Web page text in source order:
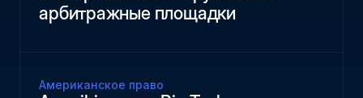
арбитражные площадки
Американское право